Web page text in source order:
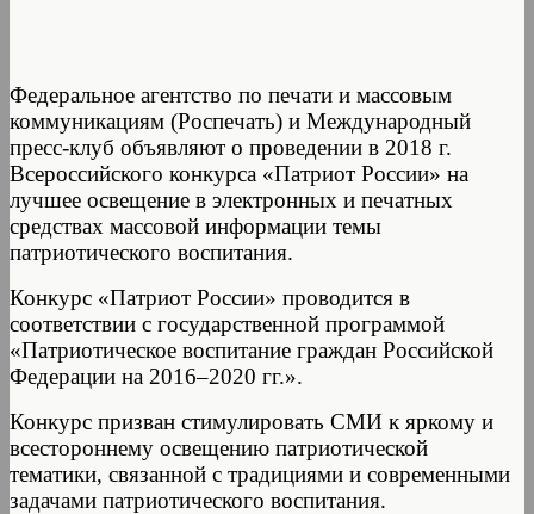
Федеральное агентство по печати и массовым
коммуникациям (Роспечать) и Международный
пресс-клуб объявляют о проведении в 2018 г.
Всероссийского конкурса «Патриот России» на
лучшее освещение в электронных и печатных
средствах массовой информации темы
патриотического воспитания.
Конкурс «Патриот России» проводится в
соответствии с государственной программой
«Патриотическое воспитание граждан Российской
Федерации на 2016–2020 гг.».
Конкурс призван стимулировать СМИ к яркому и
всестороннему освещению патриотической
тематики, связанной с традициями и современными
задачами патриотического воспитания.